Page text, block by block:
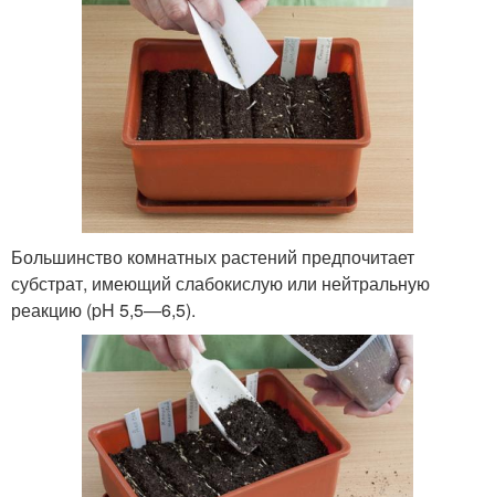
Большинство комнатных растений предпочитает
субстрат, имеющий слабокислую или нейтральную
реакцию (pH 5,5—6,5).